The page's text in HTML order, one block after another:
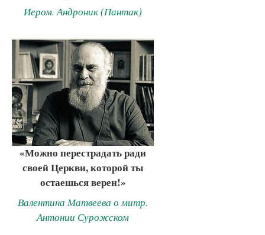
Иером. Андроник (Пантак)
«Можно перестрадать ради
своей Церкви, которой ты
остаешься верен!»
Валентина Матвеева о митр.
Антонии Сурожском